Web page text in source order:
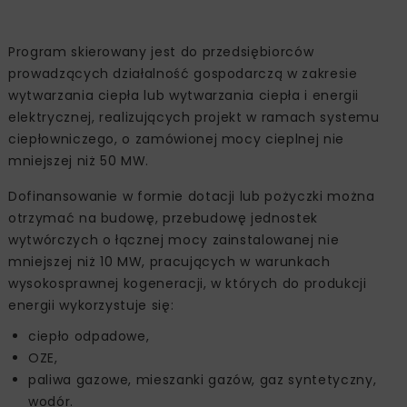
Program skierowany jest do przedsiębiorców
prowadzących działalność gospodarczą w zakresie
wytwarzania ciepła lub wytwarzania ciepła i energii
elektrycznej, realizujących projekt w ramach systemu
ciepłowniczego, o zamówionej mocy cieplnej nie
mniejszej niż 50 MW.
Dofinansowanie w formie dotacji lub pożyczki można
otrzymać na budowę, przebudowę jednostek
wytwórczych o łącznej mocy zainstalowanej nie
mniejszej niż 10 MW, pracujących w warunkach
wysokosprawnej kogeneracji, w których do produkcji
energii wykorzystuje się:
ciepło odpadowe,
OZE,
paliwa gazowe, mieszanki gazów, gaz syntetyczny,
wodór.